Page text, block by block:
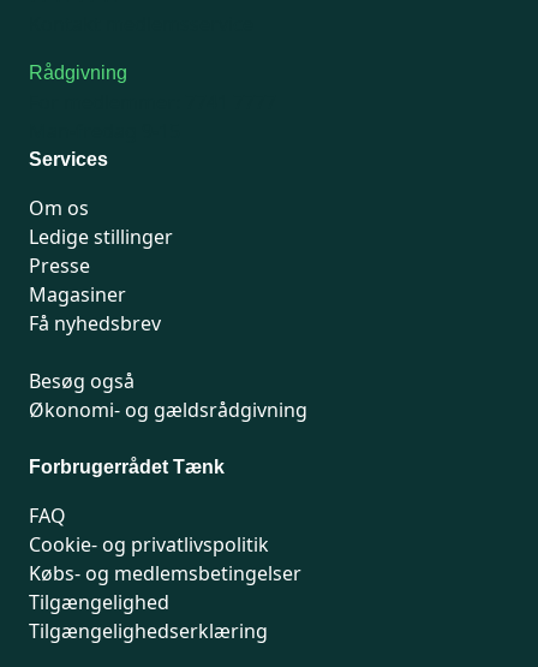
Rådgivning
Services
Om os
Ledige stillinger
Presse
Magasiner
Få nyhedsbrev
Besøg også
Økonomi- og gældsrådgivning
Forbrugerrådet Tænk
FAQ
Cookie- og privatlivspolitik
Købs- og medlemsbetingelser
Tilgængelighed
Tilgængelighedserklæring